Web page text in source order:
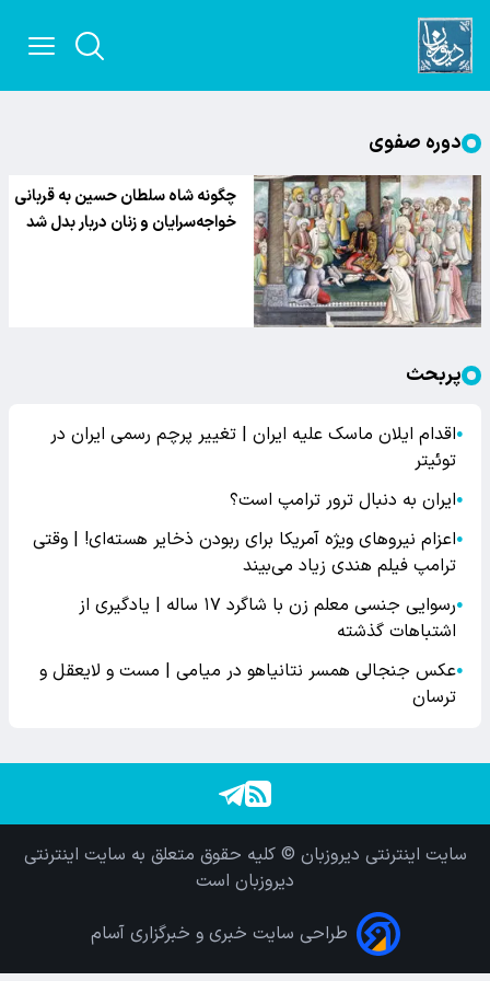
دوره صفوی
چگونه شاه سلطان حسین به قربانی
خواجه‌سرایان و زنان دربار بدل شد
پربحث
●اقدام ایلان ماسک علیه ایران | تغییر پرچم رسمی ایران در
توئیتر
●ایران به دنبال ترور ترامپ است؟
●اعزام نیروهای ویژه آمریکا برای ربودن ذخایر هسته‌ای! | وقتی
ترامپ فیلم هندی زیاد می‌بیند
●
رسوایی جنسی معلم زن با شاگرد ۱۷ ساله | یادگیری از
اشتباهات گذشته
●عکس جنجالی همسر نتانیاهو در میامی | مست و لایعقل و
ترسان
سایت اینترنتی دیروزبان © کلیه حقوق متعلق به سایت اینترنتی
دیروزبان است
طراحی سایت خبری و خبرگزاری آسام